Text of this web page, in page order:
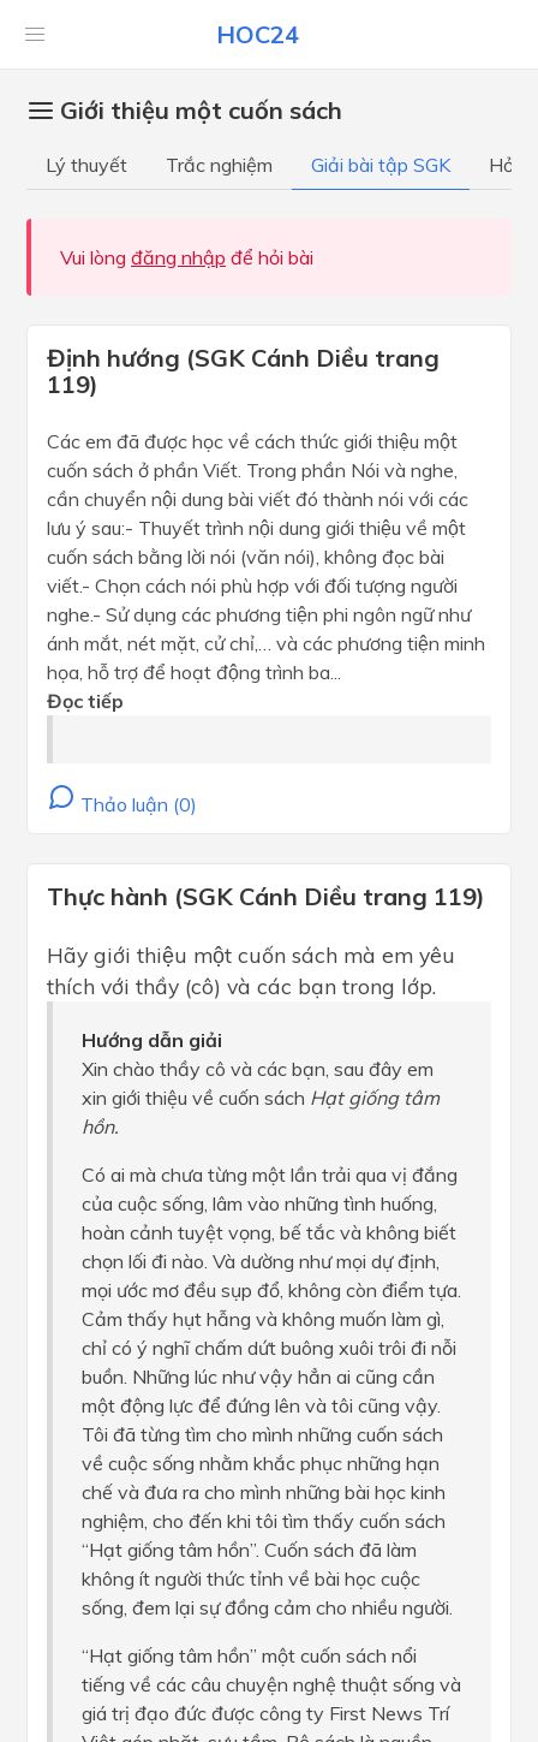
HOC24
Giới thiệu một cuốn sách
Lý thuyết Trắc nghiệm Giải bài tập SGK Hỏi
Vui lòng đăng nhập để hỏi bài
Định hướng (SGK Cánh Diều trang
119)
Các em đã được học về cách thức giới thiệu một
cuốn sách ở phần Viết. Trong phần Nói và nghe,
cần chuyển nội dung bài viết đó thành nói với các
lưu ý sau:- Thuyết trình nội dung giới thiệu về một
cuốn sách bằng lời nói (văn nói), không đọc bài
viết.- Chọn cách nói phù hợp với đối tượng người
nghe.- Sử dụng các phương tiện phi ngôn ngữ như
ánh mắt, nét mặt, cử chỉ,… và các phương tiện minh
họa, hỗ trợ để hoạt động trình ba...
Đọc tiếp
Thảo luận (0)
Thực hành (SGK Cánh Diều trang 119)
Hãy giới thiệu một cuốn sách mà em yêu
thích với thầy (cô) và các bạn trong lớp.
Hướng dẫn giải
Xin chào thầy cô và các bạn, sau đây em
xin giới thiệu về cuốn sách Hạt giống tâm
hồn.
Có ai mà chưa từng một lần trải qua vị đắng
của cuộc sống, lâm vào những tình huống,
hoàn cảnh tuyệt vọng, bế tắc và không biết
chọn lối đi nào. Và dường như mọi dự định,
mọi ước mơ đều sụp đổ, không còn điểm tựa.
Cảm thấy hụt hẫng và không muốn làm gì,
chỉ có ý nghĩ chấm dứt buông xuôi trôi đi nỗi
buồn. Những lúc như vậy hẳn ai cũng cần
một động lực để đứng lên và tôi cũng vậy.
Tôi đã từng tìm cho mình những cuốn sách
về cuộc sống nhằm khắc phục những hạn
chế và đưa ra cho mình những bài học kinh
nghiệm, cho đến khi tôi tìm thấy cuốn sách
“Hạt giống tâm hồn’’. Cuốn sách đã làm
không ít người thức tỉnh về bài học cuộc
sống, đem lại sự đồng cảm cho nhiều người.
“Hạt giống tâm hồn” một cuốn sách nổi
tiếng về các câu chuyện nghệ thuật sống và
giá trị đạo đức được công ty First News Trí